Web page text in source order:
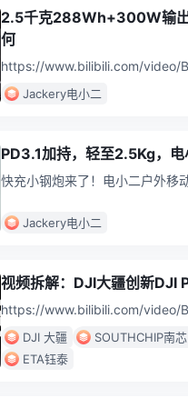
2.5千克288Wh+300W输
何
https://www.bilibili.com/video/
的2.5Kg机身，打破户外
Jackery电小二
PD3.1加持，轻至2.5Kg，
快充小钢炮来了！电小二户外移
Jackery电小二
视频拆解：DJI大疆创新DJI
https://www.bilibili.com/video/
洁能NCEP40T15AGU
DJI 大疆 SOUTHCHIP南芯
ETA钰泰